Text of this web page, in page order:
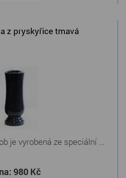
z pryskyřice tmavá
je vyrobená ze speciální ...
980 Kč